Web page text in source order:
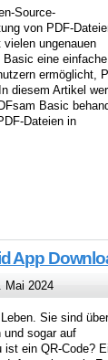
Source-
von PDF-
ungenauen
eine
ermöglicht,
diesem Artikel
Basic
Dateien in
App
Mai 2024
Sie sind
und sogar auf
ist ein QR-Code?